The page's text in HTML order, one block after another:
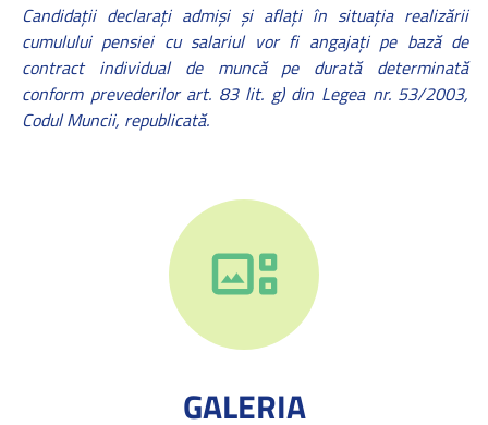
Candidaţii declaraţi admişi şi aflaţi în situaţia realizării
cumulului pensiei cu salariul vor fi angajaţi pe bază de
contract individual de muncă pe durată determinată
conform prevederilor art. 83 lit. g) din Legea nr. 53/2003,
Codul Muncii, republicată.
GALERIA